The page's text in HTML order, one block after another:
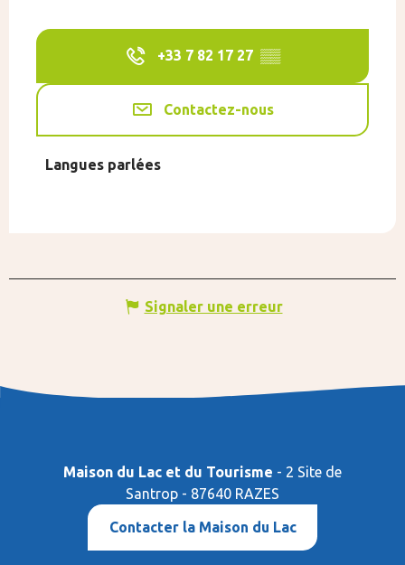
+33 7 82 17 27 ▒▒
Contactez-nous
Langues parlées
Langues parlées
Signaler une erreur
Maison du Lac et du Tourisme - 2 Site de
Santrop - 87640 RAZES
Contacter la Maison du Lac